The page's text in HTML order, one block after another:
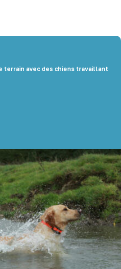
terrain avec des chiens travaillant